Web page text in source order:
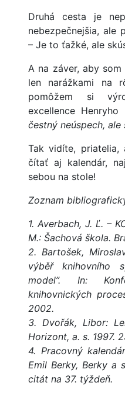
Druhá cesta je
nebezpečnejšia, ale
– Je to ťažké, ale
A na záver, aby
len narážkami na
pomôžem si
excellence Henryho
čestný neúspech, ale
Tak vidíte, priatelia,
čítať aj kalendár,
sebou na stole!
Zoznam
1. Averbach, J. Ľ. –
M.: Šachová škola.
2. Bartošek,
výběř knihovního
model”. In:
knihovnických
2002.
3. Dvořák, Libor:
Horizont, a. s. 1997.
4. Pracovný
Emil Berky, Berky a
citát na 37. týždeň.